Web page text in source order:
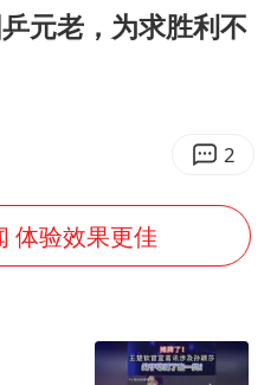
国足U17与阿森纳决赛取消 并列冠军
《披荆斩棘》
年小学教师减少13.19万
无缘横滨赛决赛
泰国：高度重视中国游客旅游体验
部迎大暴雨
元老，为求胜利不
2
体验效果更佳